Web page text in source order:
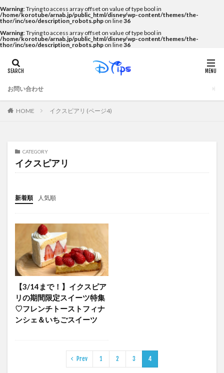
Warning: Trying to access array offset on value of type bool in
/home/korotube/arnab.jp/public_html/disney/wp-content/themes/the-
thor/inc/seo/description_robots.php on line36
Warning: Trying to access array offset on value of type bool in
/home/korotube/arnab.jp/public_html/disney/wp-content/themes/the-
thor/inc/seo/description_robots.php on line36
お問い合わせ
HOME イクスピアリ (ページ4)
CATEGORY
イクスピアリ
新着順 人気順
【3/14まで！】イクスピア
リの期間限定スイーツ特集
♡フレンチトーストフィナ
ンシェ＆いちごスイーツ
Prev 1 2 3 4